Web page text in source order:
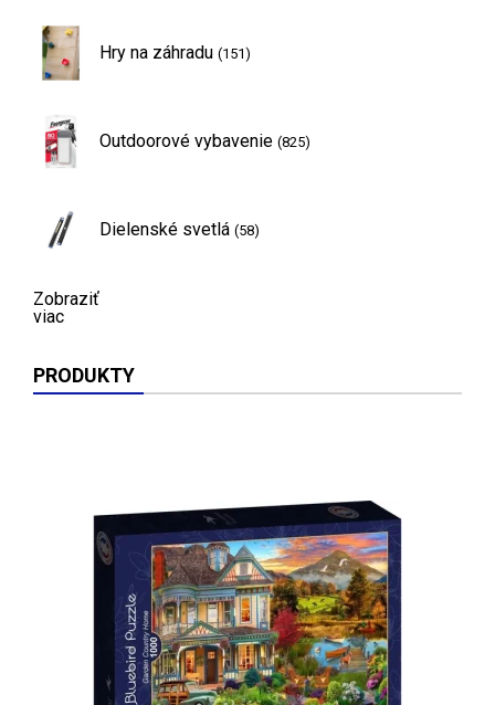
Hry na záhradu (151)
Outdoorové vybavenie (825)
Dielenské svetlá (58)
Zobraziť
viac
PRODUKTY